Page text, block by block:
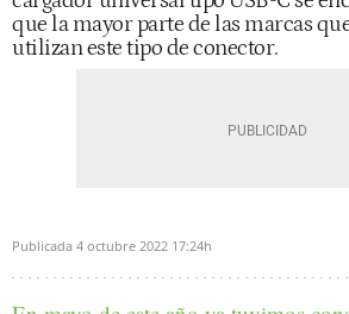
que la mayor parte de las marcas
utilizan este tipo de conector.
Publicada 4 octubre 2022 17:24h